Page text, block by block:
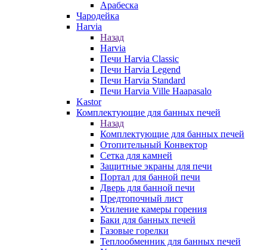
Арабеска
Чародейка
Harvia
Назад
Harvia
Печи Harvia Classic
Печи Harvia Legend
Печи Harvia Standard
Печи Harvia Ville Haapasalo
Kastor
Комплектующие для банных печей
Назад
Комплектующие для банных печей
Отопительный Конвектор
Сетка для камней
Защитные экраны для печи
Портал для банной печи
Дверь для банной печи
Предтопочный лист
Усиление камеры горения
Баки для банных печей
Газовые горелки
Теплообменник для банных печей